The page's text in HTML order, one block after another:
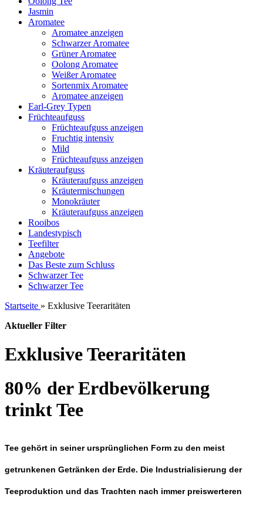
Jasmin
Aromatee
Aromatee anzeigen
Schwarzer Aromatee
Grüner Aromatee
Oolong Aromatee
Weißer Aromatee
Sortenmix Aromatee
Aromatee anzeigen
Earl-Grey Typen
Früchteaufguss
Früchteaufguss anzeigen
Fruchtig intensiv
Mild
Früchteaufguss anzeigen
Kräuteraufguss
Kräuteraufguss anzeigen
Kräutermischungen
Monokräuter
Kräuteraufguss anzeigen
Rooibos
Landestypisch
Teefilter
Angebote
Das Beste zum Schluss
Schwarzer Tee
Schwarzer Tee
Startseite » Exklusive Teeraritäten
Aktueller Filter
Exklusive Teeraritäten
80% der Erdbevölkerung
trinkt Tee
Tee gehört in seiner ursprünglichen Form zu den meist
getrunkenen Getränken der Erde. Die Industrialisierung der
Teeproduktion und das Trachten nach immer preiswerteren